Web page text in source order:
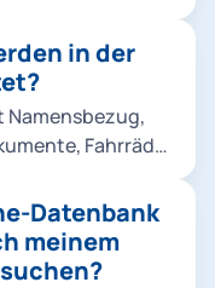
in der
Namensbezug,
Fahrräder
zur Online-
Datenbank
meinem